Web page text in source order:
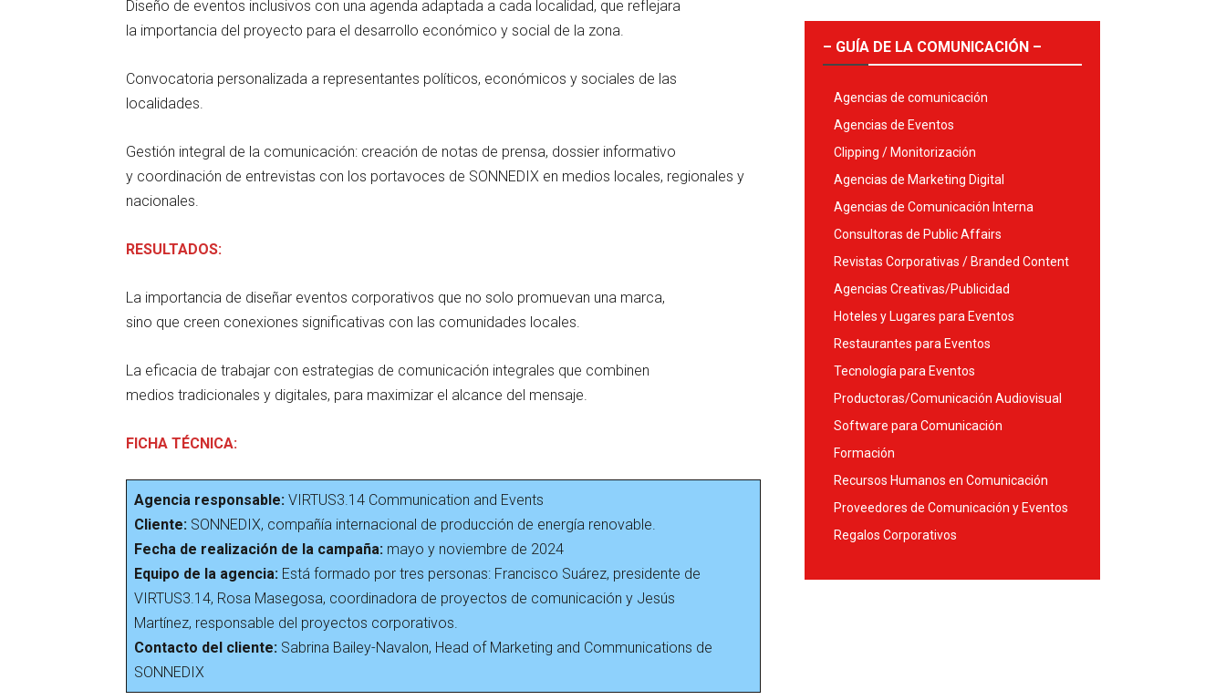
Diseño de eventos inclusivos con una agenda adaptada a cada localidad, que reflejara
la importancia del proyecto para el desarrollo económico y social de la zona.
Convocatoria personalizada a representantes políticos, económicos y sociales de las
localidades.
Gestión integral de la comunicación: creación de notas de prensa, dossier informativo
y coordinación de entrevistas con los portavoces de SONNEDIX en medios locales, regionales y
nacionales.
RESULTADOS:
La importancia de diseñar eventos corporativos que no solo promuevan una marca,
sino que creen conexiones significativas con las comunidades locales.
La eficacia de trabajar con estrategias de comunicación integrales que combinen
medios tradicionales y digitales, para maximizar el alcance del mensaje.
FICHA TÉCNICA:
Agencia responsable: VIRTUS3.14 Communication and Events
Cliente: SONNEDIX, compañía internacional de producción de energía renovable.
Fecha de realización de la campaña: mayo y noviembre de 2024
Equipo de la agencia: Está formado por tres personas: Francisco Suárez, presidente de
VIRTUS3.14, Rosa Masegosa, coordinadora de proyectos de comunicación y Jesús
Martínez, responsable del proyectos corporativos.
Contacto del cliente: Sabrina Bailey-Navalon, Head of Marketing and Communications de
SONNEDIX
– GUÍA DE LA COMUNICACIÓN –
Agencias de comunicación
Agencias de Eventos
Clipping / Monitorización
Agencias de Marketing Digital
Agencias de Comunicación Interna
Consultoras de Public Affairs
Revistas Corporativas / Branded Content
Agencias Creativas/Publicidad
Hoteles y Lugares para Eventos
Restaurantes para Eventos
Tecnología para Eventos
Productoras/Comunicación Audiovisual
Software para Comunicación
Formación
Recursos Humanos en Comunicación
Proveedores de Comunicación y Eventos
Regalos Corporativos